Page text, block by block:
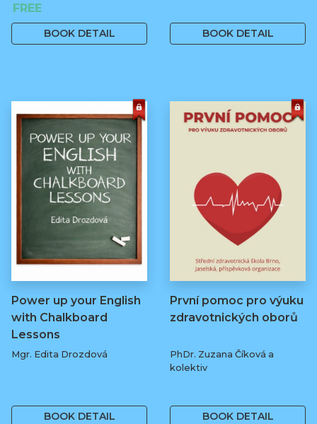
FREE
BOOK DETAIL BOOK DETAIL
Power up your English
with Chalkboard
Lessons
Mgr. Edita Drozdová
BOOK DETAIL
První pomoc pro výuku
zdravotnických oborů
PhDr. Zuzana Číková a
kolektiv
BOOK DETAIL